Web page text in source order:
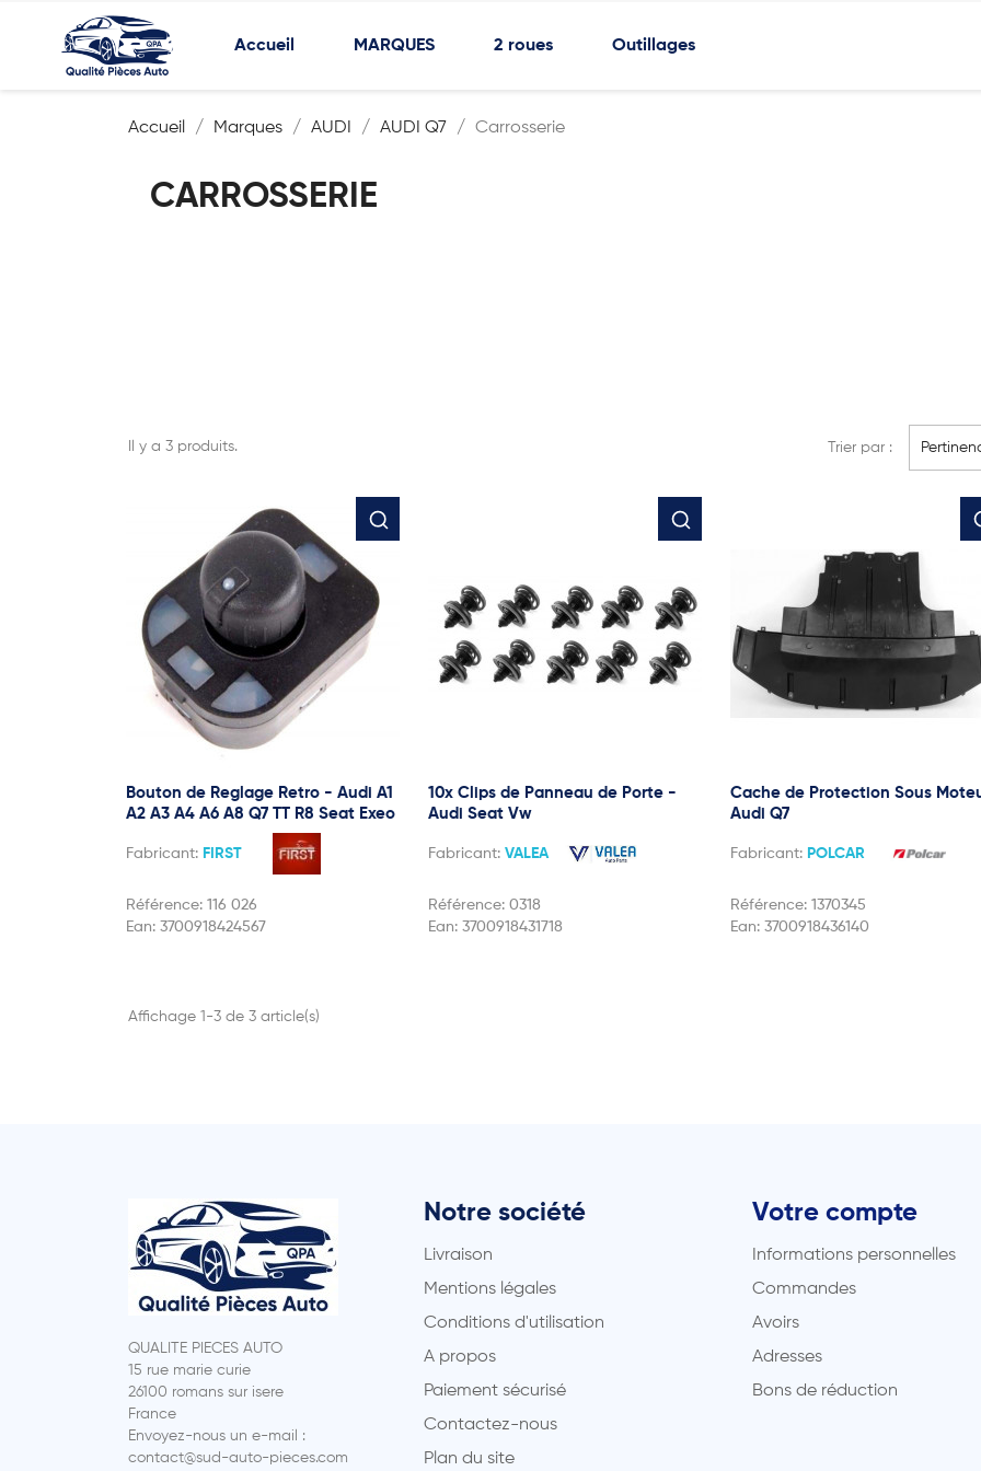
Accueil MARQUES 2 roues Outillages
Accueil Marques AUDI AUDI Q7 Carrosserie
CARROSSERIE
Il y a 3 produits. Trier par :
Bouton de Reglage Retro - Audi A1
A2 A3 A4 A6 A8 Q7 TT R8 Seat Exeo
Fabricant: FIRST
Référence: 116 026
Ean: 3700918424567
10x Clips de Panneau de Porte -
Audi Seat Vw
Fabricant: VALEA
Référence: 0318
Ean: 3700918431718
Cache de Protection Sous
Audi Q7
Fabricant: POLCAR
Référence: 1370345
Ean: 3700918436140
Affichage 1-3 de 3 article(s)
QUALITE PIECES AUTO
15 rue marie curie
26100 romans sur isere
France
Envoyez-nous un e-mail :
contact@sud-auto-pieces.com
Notre société
Livraison
Mentions légales
Conditions d'utilisation
A propos
Paiement sécurisé
Contactez-nous
Plan du site
Votre compte
Informations personnelles
Commandes
Avoirs
Adresses
Bons de réduction